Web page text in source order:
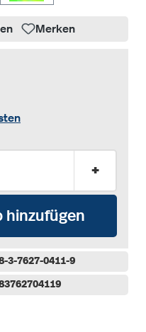
Merken
+
hinzufügen
3-7627-0411-9